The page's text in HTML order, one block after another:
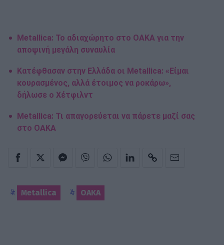
Metallica: Το αδιαχώρητο στο ΟΑΚΑ για την
αποψινή μεγάλη συναυλία
Κατέφθασαν στην Ελλάδα οι Metallica: «Είμαι
κουρασμένος, αλλά έτοιμος να ροκάρω»,
δήλωσε ο Χέτφιλντ
Metallica: Τι απαγορεύεται να πάρετε μαζί σας
στο ΟΑΚΑ
Metallica ΟΑΚΑ